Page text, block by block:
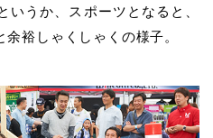
いうか、スポーツとなると、
裕しゃくしゃくの様子。